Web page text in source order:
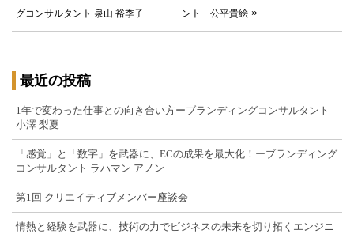
グコンサルタント 泉山 裕季子
ント 公平貴絵»
最近の投稿
1年で変わった仕事との向き合い方ーブランディングコンサルタント
小澤 梨夏
「感覚」と「数字」を武器に、ECの成果を最大化！ーブランディング
コンサルタント ラハマン アノン
第1回 クリエイティブメンバー座談会
情熱と経験を武器に、技術の力でビジネスの未来を切り拓くエンジニ